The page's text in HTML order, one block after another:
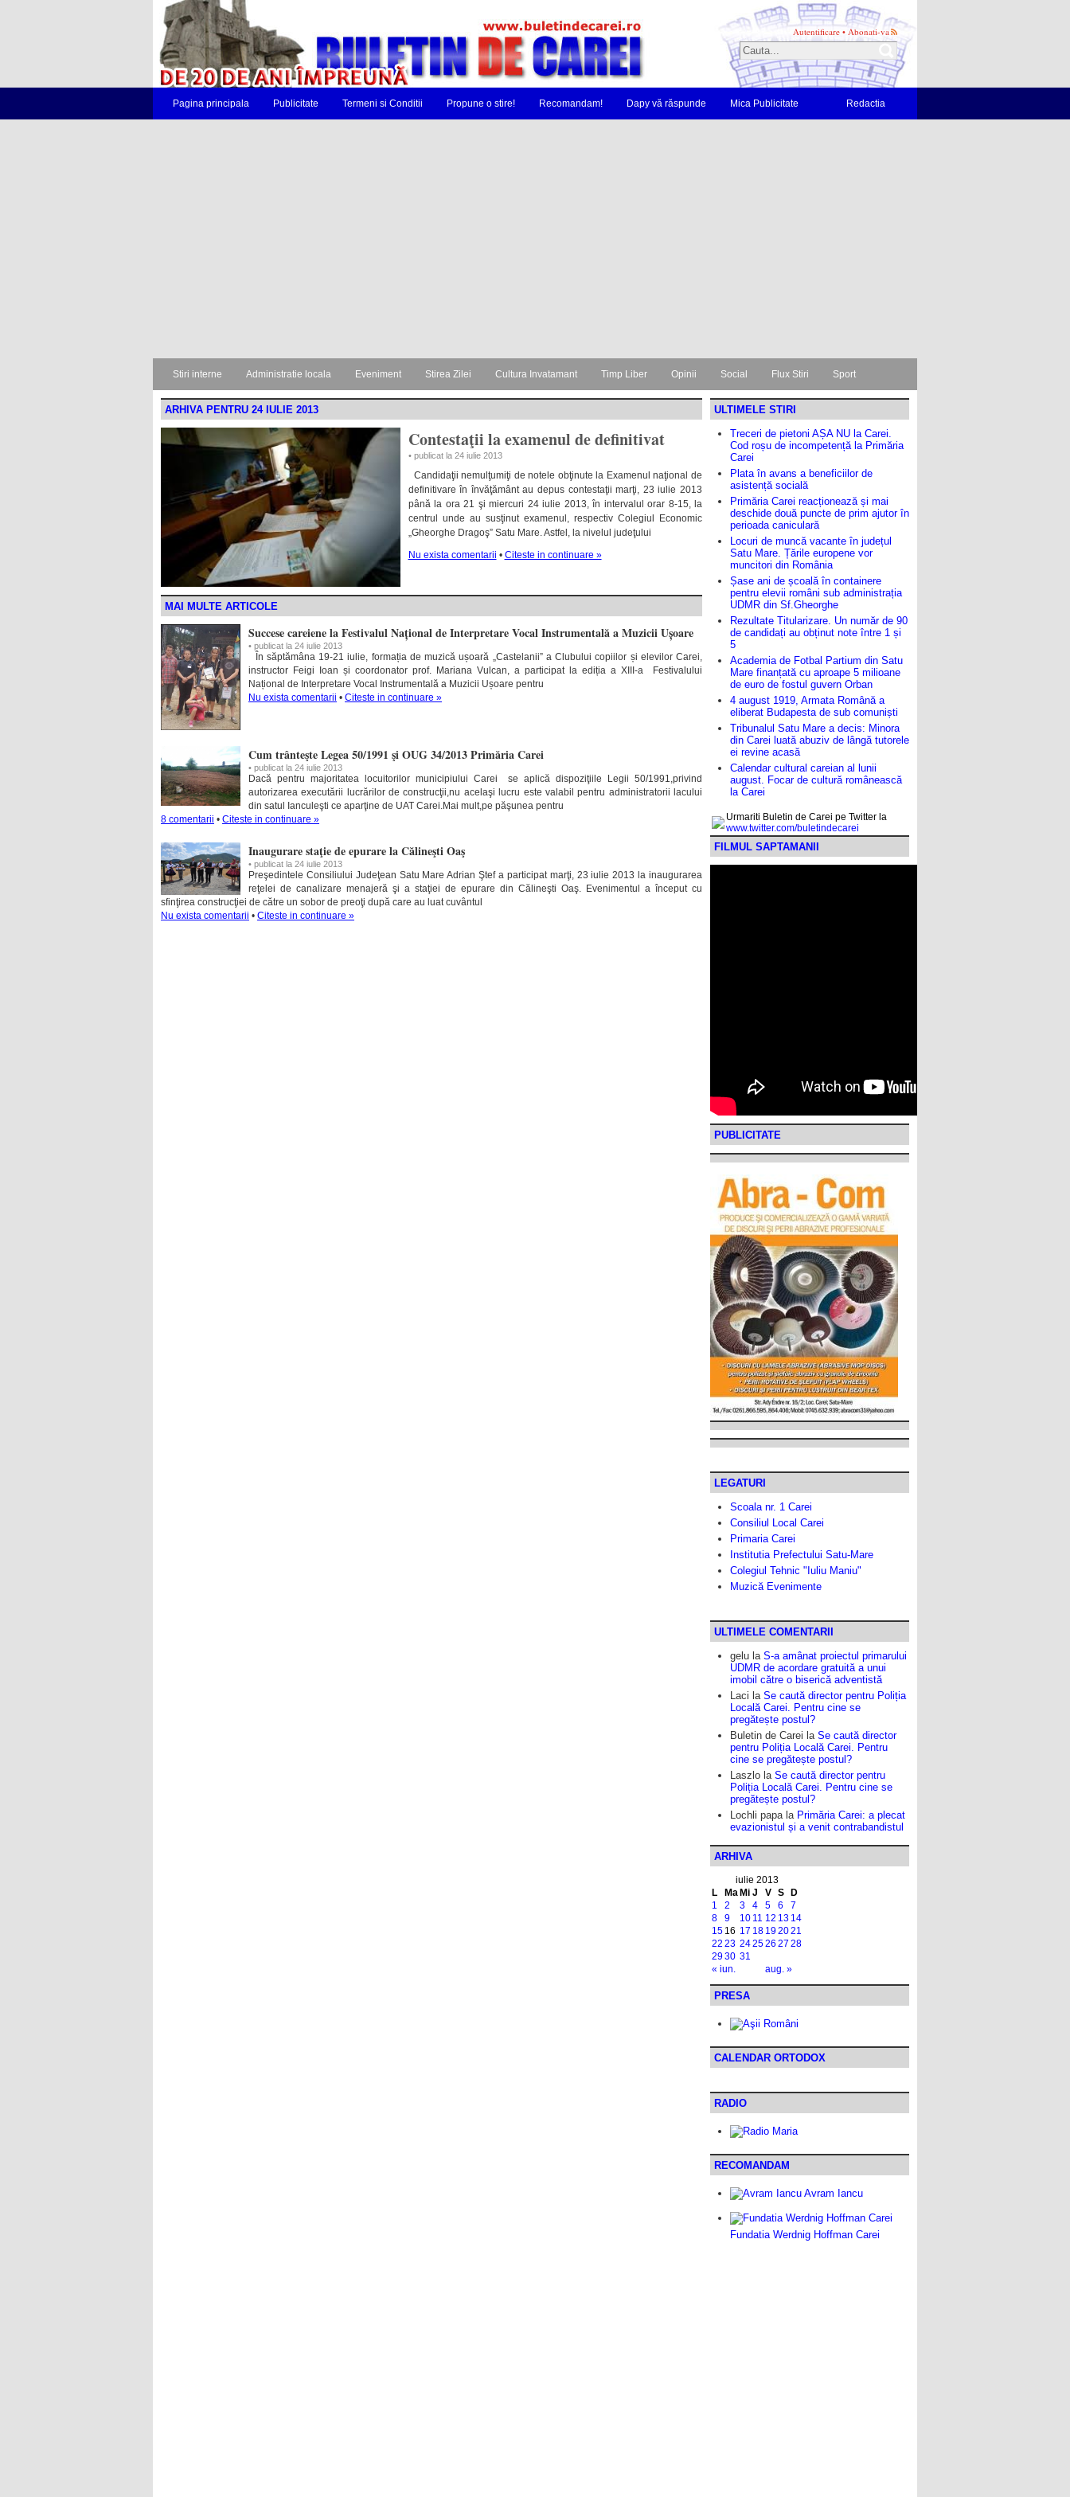
Autentificare • Abonati-va
Pagina principala Publicitate Termeni si Conditii Propune o stire! Recomandam! Dapy vă răspunde Mica Publicitate Redactia
Stiri interne Administratie locala Eveniment Stirea Zilei Cultura Invatamant Timp Liber Opinii Social Flux Stiri Sport
ARHIVA PENTRU 24 IULIE 2013
Contestaţii la examenul de definitivat
• publicat la 24 iulie 2013
Candidaţii nemulţumiţi de notele obţinute la Examenul naţional de
definitivare în învăţământ au depus contestaţii marţi, 23 iulie 2013
până la ora 21 şi miercuri 24 iulie 2013, în intervalul orar 8-15, la
centrul unde au susţinut examenul, respectiv Colegiul Economic
„Gheorghe Dragoş” Satu Mare. Astfel, la nivelul judeţului
Nu exista comentarii • Citeste in continuare »
MAI MULTE ARTICOLE
Succese careiene la Festivalul Național de Interpretare Vocal Instrumentală a Muzicii Ușoare
• publicat la 24 iulie 2013
În săptămâna 19-21 iulie, formația de muzică ușoară „Castelanii” a Clubului copiilor și elevilor Carei,
instructor Feigi Ioan și coordonator prof. Mariana Vulcan, a participat la ediția a XIII-a Festivalului
Național de Interpretare Vocal Instrumentală a Muzicii Ușoare pentru
Nu exista comentarii • Citeste in continuare »
Cum trânteşte Legea 50/1991 şi OUG 34/2013 Primăria Carei
• publicat la 24 iulie 2013
Dacă pentru majoritatea locuitorilor municipiului Carei se aplică dispoziţiile Legii 50/1991,privind
autorizarea executării lucrărilor de construcţii,nu acelaşi lucru este valabil pentru administratorii lacului
din satul Ianculeşti ce aparţine de UAT Carei.Mai mult,pe păşunea pentru
8 comentarii • Citeste in continuare »
Inaugurare staţie de epurare la Călineşti Oaş
• publicat la 24 iulie 2013
Preşedintele Consiliului Judeţean Satu Mare Adrian Ştef a participat marţi, 23 iulie 2013 la inaugurarea
reţelei de canalizare menajeră şi a staţiei de epurare din Călineşti Oaş. Evenimentul a început cu
sfinţirea construcţiei de către un sobor de preoţi după care au luat cuvântul
Nu exista comentarii • Citeste in continuare »
ULTIMELE STIRI
Treceri de pietoni AȘA NU la Carei.
Cod roșu de incompetență la Primăria
Carei
Plata în avans a beneficiilor de
asistență socială
Primăria Carei reacționează și mai
deschide două puncte de prim ajutor în
perioada caniculară
Locuri de muncă vacante în județul
Satu Mare. Țările europene vor
muncitori din România
Șase ani de școală în containere
pentru elevii români sub administrația
UDMR din Sf.Gheorghe
Rezultate Titularizare. Un număr de 90
de candidați au obținut note între 1 și
5
Academia de Fotbal Partium din Satu
Mare finanțată cu aproape 5 milioane
de euro de fostul guvern Orban
4 august 1919, Armata Română a
eliberat Budapesta de sub comuniști
Tribunalul Satu Mare a decis: Minora
din Carei luată abuziv de lângă tutorele
ei revine acasă
Calendar cultural careian al lunii
august. Focar de cultură românească
la Carei
Urmariti Buletin de Carei pe Twitter la
www.twitter.com/buletindecarei
FILMUL SAPTAMANII
PUBLICITATE
LEGATURI
Scoala nr. 1 Carei
Consiliul Local Carei
Primaria Carei
Institutia Prefectului Satu-Mare
Colegiul Tehnic "Iuliu Maniu"
Muzică Evenimente
ULTIMELE COMENTARII
gelu la S-a amânat proiectul primarului
UDMR de acordare gratuită a unui
imobil către o biserică adventistă
Laci la Se caută director pentru Poliția
Locală Carei. Pentru cine se
pregătește postul?
Buletin de Carei la Se caută director
pentru Poliția Locală Carei. Pentru
cine se pregătește postul?
Laszlo la Se caută director pentru
Poliția Locală Carei. Pentru cine se
pregătește postul?
Lochli papala Primăria Carei: a plecat
evazionistul și a venit contrabandistul
ARHIVA
iulie 2013
L
Ma Mi J V S D
« iun. aug. »
1 2 3 4 5 6
7
8
9 10 11 12 13 14
15 16 17 18 192021
22 23 242526 27 28
2930 31
PRESA
CALENDAR ORTODOX
RADIO
RECOMANDAM
Avram Iancu
Fundatia Werdnig Hoffman Carei